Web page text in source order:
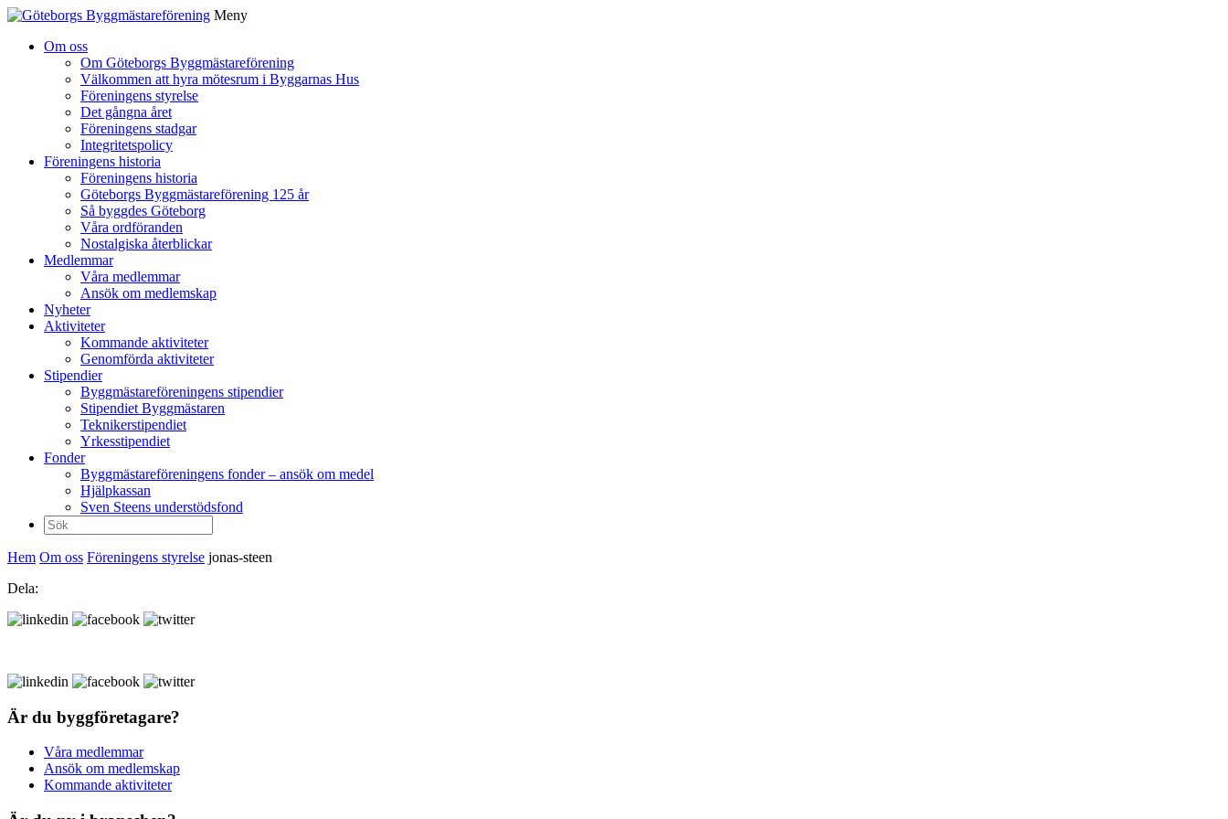
Meny
Om oss
Om Göteborgs Byggmästareförening
Välkommen att hyra mötesrum i Byggarnas Hus
Föreningens styrelse
Det gångna året
Föreningens stadgar
Integritetspolicy
Föreningens historia
Föreningens historia
Göteborgs Byggmästareförening 125 år
Så byggdes Göteborg
Våra ordföranden
Nostalgiska återblickar
Medlemmar
Våra medlemmar
Ansök om medlemskap
Nyheter
Aktiviteter
Kommande aktiviteter
Genomförda aktiviteter
Stipendier
Byggmästareföreningens stipendier
Stipendiet Byggmästaren
Teknikerstipendiet
Yrkesstipendiet
Fonder
Byggmästareföreningens fonder – ansök om medel
Hjälpkassan
Sven Steens understödsfond
Sök
efter:
Hem Om oss Föreningens styrelse jonas-steen
Dela:
Är du byggföretagare?
Våra medlemmar
Ansök om medlemskap
Kommande aktiviteter